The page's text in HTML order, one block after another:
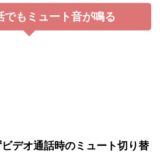
でもミュート音が鳴る
デオ通話時のミュート切り替